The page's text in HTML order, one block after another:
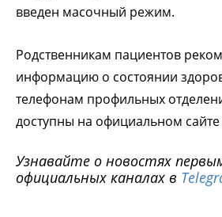
введен масочный режим.
Родственникам пациентов
информацию о состоянии
телефонам профильных
доступны на официальном
Узнавайте о новостях
официальных каналах в